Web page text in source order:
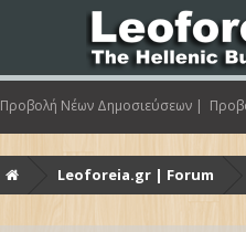
Προβολή Νέων Δημοσιεύσεων |
Leoforeia.gr | Forum